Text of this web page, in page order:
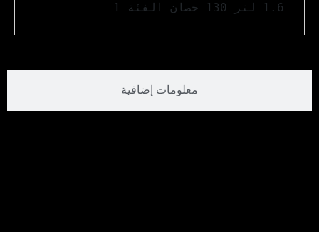
معلومات إضافية
1.6 لتر 130 حصان الفئة 1